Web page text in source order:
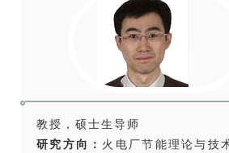
教授，硕士生导师
研究方向： 火电厂节能理论与技